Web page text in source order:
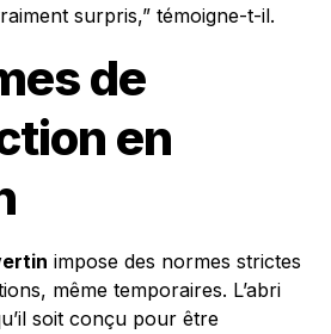
surpris,” témoigne-t-il.
de
en
impose des normes strictes
même temporaires. L’abri
soit conçu pour être